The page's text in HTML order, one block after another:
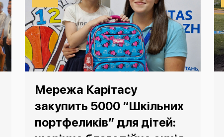
Мережа Карітасу
закупить 5000 “Шкільних
портфеликів” для дітей: